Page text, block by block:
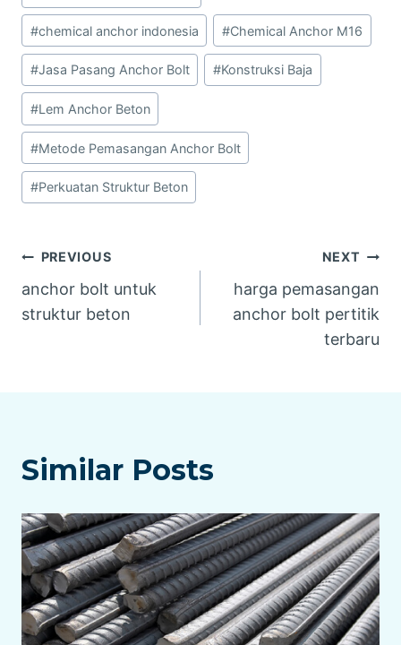
#chemical anchor indonesia #Chemical Anchor M16
#Jasa Pasang Anchor Bolt #Konstruksi Baja
#Lem Anchor Beton
#Metode Pemasangan Anchor Bolt
#Perkuatan Struktur Beton
Navigasi
pos
PREVIOUS
anchor bolt untuk
struktur beton
NEXT
harga pemasangan
anchor bolt pertitik
terbaru
Similar Posts